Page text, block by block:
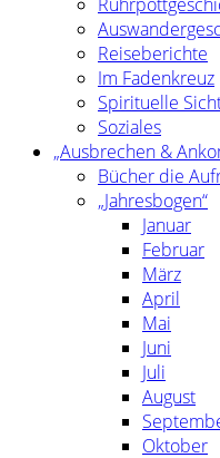
Reiseberichte
Im Fadenkreuz
Spirituelle
Soziales
„Ausbrechen &
Bücher die
„Jahresbogen“
Januar
Februar
März
April
Mai
Juni
Juli
August
Oktober